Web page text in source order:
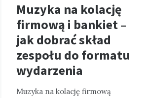
Muzyka na kolację
firmową i bankiet –
jak dobrać skład
zespołu do formatu
wydarzenia
Muzyka na kolację firmową